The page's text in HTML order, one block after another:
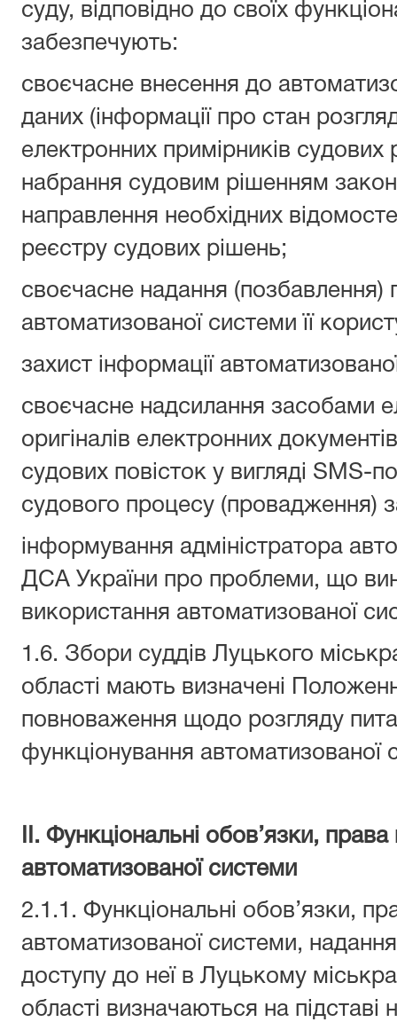
суду, відповідно до своїх
забезпечують:
своєчасне внесення до
даних (інформації про стан
електронних примірників
набрання судовим рішенням
направлення необхідних
реєстру судових рішень;
своєчасне надання (позбавлення)
автоматизованої системи її
захист інформації
своєчасне надсилання засобами
оригіналів електронних
судових повісток у вигляді SMS-
судового процесу (провадження)
інформування адміністратора
ДСА України про проблеми, що
використання автоматизованої
1.6. Збори суддів Луцького
області мають визначені
повноваження щодо розгляду
функціонування автоматизованої
ІІ. Функціональні обов’язки,
автоматизованої системи
2.1.1. Функціональні обов’язки,
автоматизованої системи,
доступу до неї в Луцькому
області визначаються на підставі